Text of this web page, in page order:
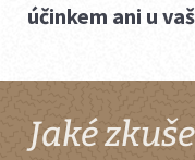
účinkem ani u
Jaké